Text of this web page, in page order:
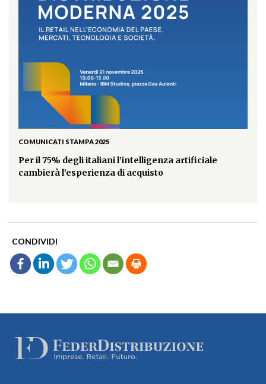
COMUNICATI STAMPA 2025
Per il 75% degli italiani l’intelligenza artificiale
cambierà l’esperienza di acquisto
CONDIVIDI